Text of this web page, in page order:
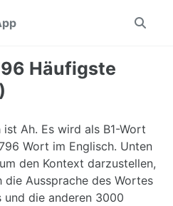
Toggle
Häufigste
Ah. Es wird als B1-Wort
Wort im Englisch. Unten
den Kontext darzustellen,
die Aussprache des Wortes
und die anderen 3000